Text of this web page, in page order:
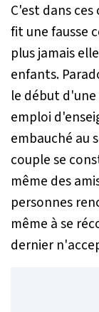
C'est dans
fit une fausse
plus jamais
enfants.
le début d'une
emploi
embauché au
couple se
même des
personnes
même à se
dernier